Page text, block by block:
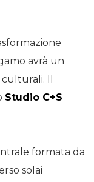
avrà un
Il
Studio C+S
formata da
solai